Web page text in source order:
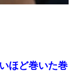
ほど巻いた巻